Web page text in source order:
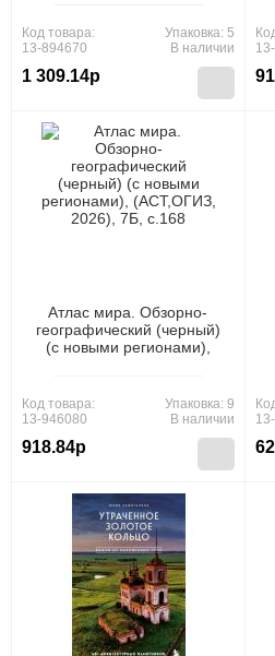
2022), 7Б, c.352
Код товара:
13-894670
1 309.14р
Упаковка: 5
В наличии
Атлас мира. Обзорно-
географический (черный)
(с новыми регионами),
Код товара:
13-946080
918.84р
Упаковка: 9
В наличии